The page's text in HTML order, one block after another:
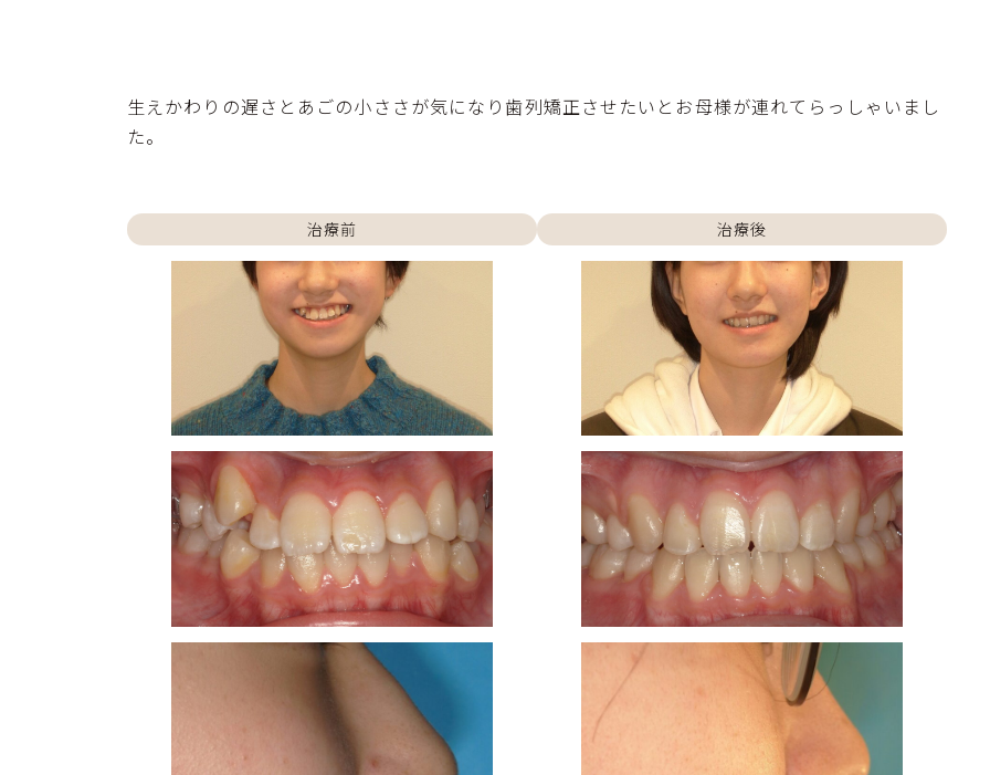
生えかわりの遅さとあごの小ささが気になり歯列矯正させたいとお母様が連れてらっしゃいまし
た。
治療前 治療後